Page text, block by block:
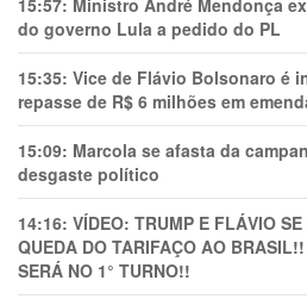
15:57: Ministro André Mendonça
do governo Lula a pedido do PL
15:35: Vice de Flávio Bolsonaro é
repasse de R$ 6 milhões em
15:09: Marcola se afasta da
desgaste político
14:16: VÍDEO: TRUMP E FLÁVIO
QUEDA DO TARIFAÇO AO
SERÁ NO 1° TURNO!!